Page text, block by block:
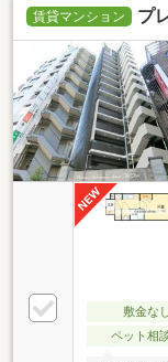
賃貸マンション プ
敷金なし
ペット相